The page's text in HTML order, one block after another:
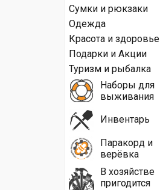
Сумки и рюкзаки
Одежда
Красота и здоровье
Подарки и Акции
Туризм и рыбалка
Наборы для
выживания
Инвентарь
Паракорд и
верёвка
В хозяйстве
пригодится